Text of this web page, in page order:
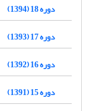
دوره 18 (1394)
دوره 17 (1393)
دوره 16 (1392)
دوره 15 (1391)